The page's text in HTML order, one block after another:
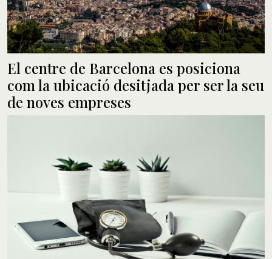
El centre de Barcelona es posiciona
com la ubicació desitjada per ser la seu
de noves empreses